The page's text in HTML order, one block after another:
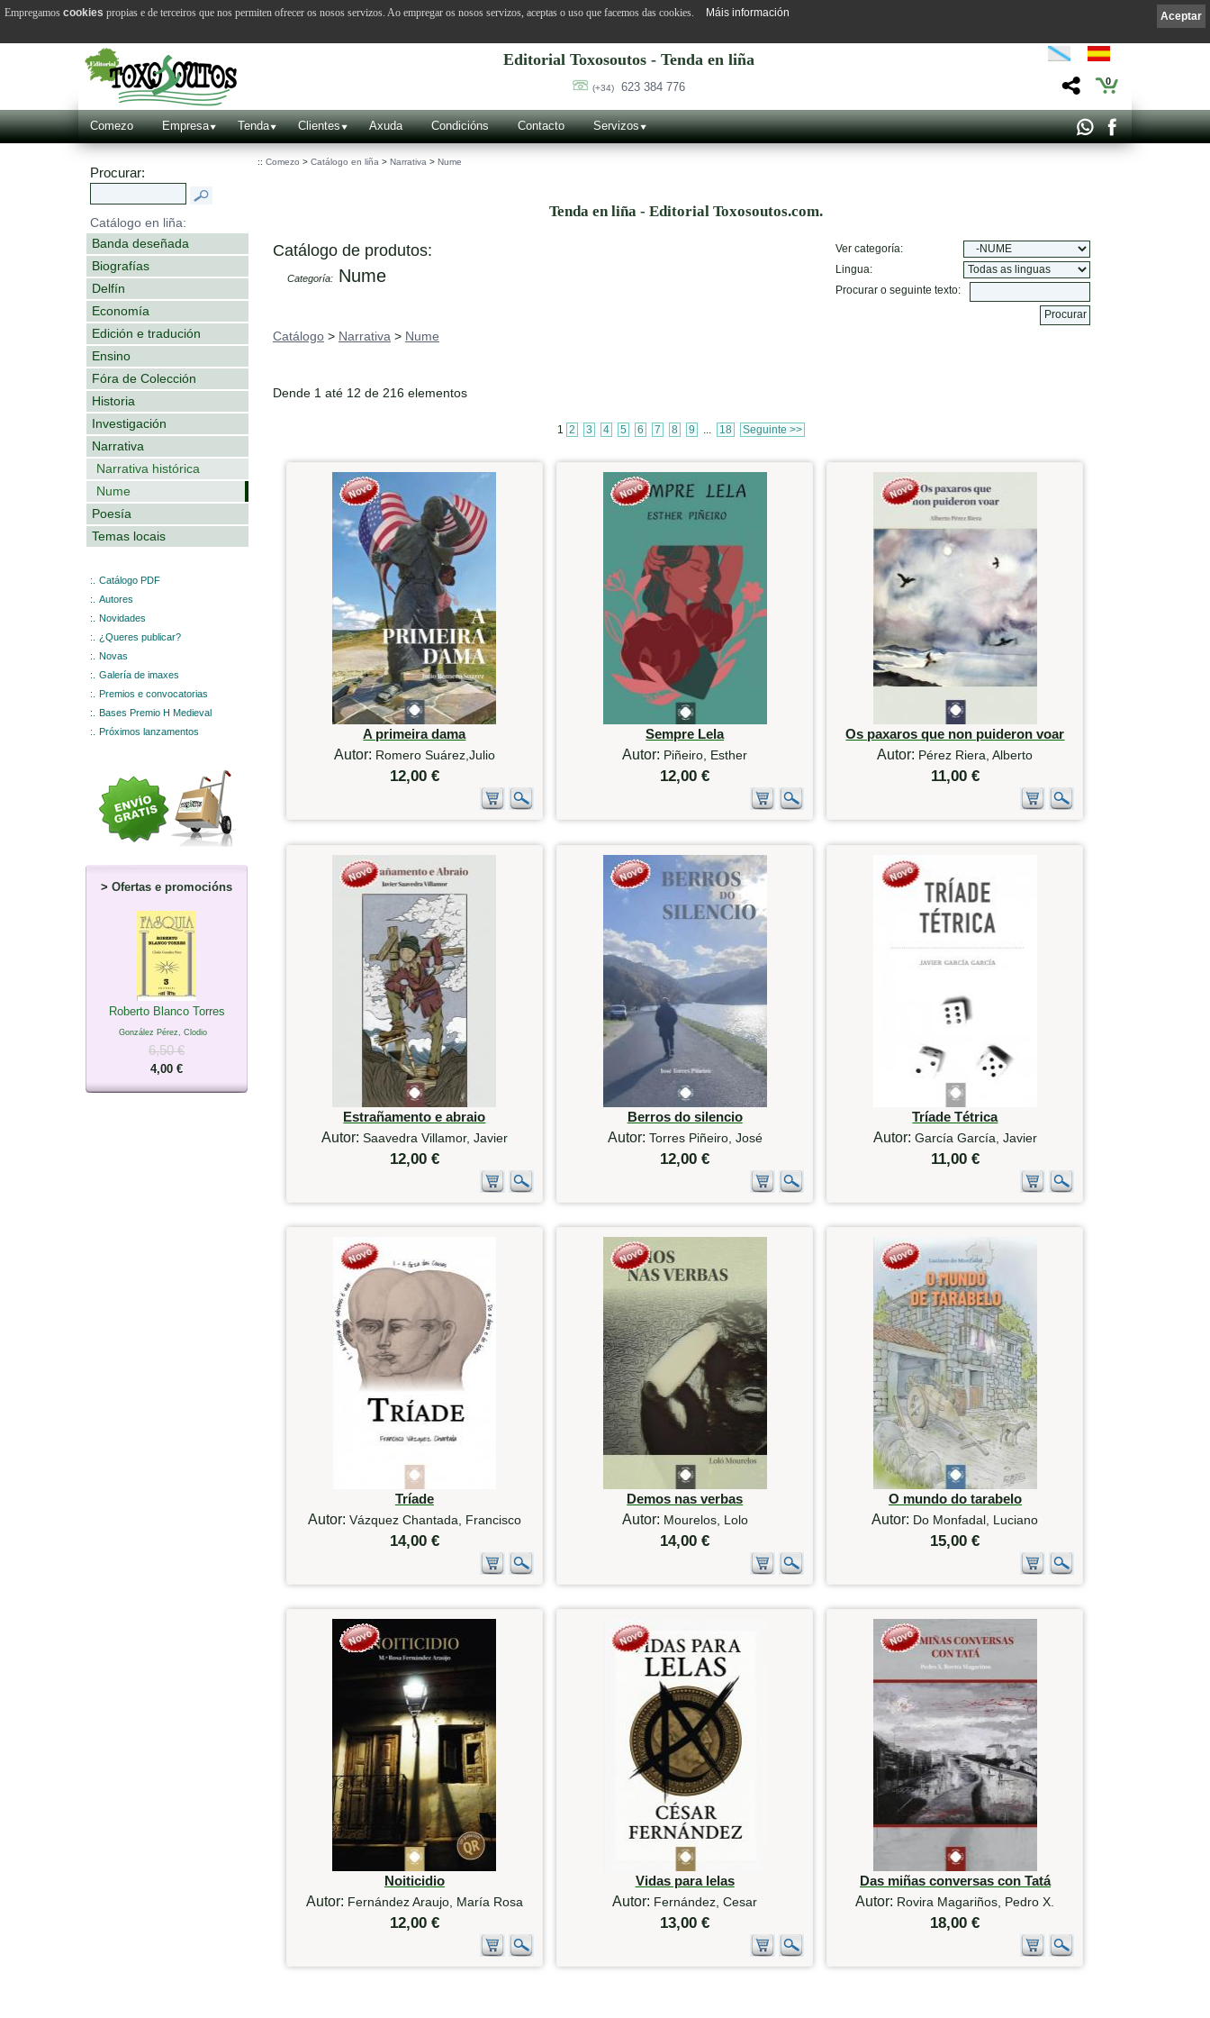
Editorial Toxosoutos - Tenda en liña
(+34) 623 384 776 0
Comezo Empresa Tenda Clientes Axuda Condicións Contacto Servizos
Procurar:
Catálogo en liña:
Banda deseñada
Biografías
Delfín
Economía
Edición e tradución
Ensino
Fóra de Colección
Historia
Investigación
Narrativa
Narrativa histórica
Nume
Poesía
Temas locais
:.
Catálogo PDF
:.
Autores
:.
Novidades
:.
¿Queres publicar?
:.
Novas
:.
Galería de imaxes
:.
Premios e convocatorias
:.
Bases Premio H Medieval
:.
Próximos lanzamentos
> Ofertas e promocións
Roberto Blanco Torres
González Pérez, Clodio
6,50 €
4,00 €
:: Comezo > Catálogo en liña > Narrativa > Nume
Tenda en liña - Editorial Toxosoutos.com.
Catálogo de produtos:
Categoría: Nume
Ver categoría:
Lingua:
Procurar o seguinte texto:
Catálogo > Narrativa > Nume
Dende 1 até 12 de 216 elementos
1 2 3 4 5 6 7 8 9 ... 18 Seguinte >>
A primeira dama
Autor: Romero Suárez,Julio
12,00 €
Sempre Lela
Autor: Piñeiro, Esther
12,00 €
Os paxaros que non puideron voar
Autor: Pérez Riera, Alberto
11,00 €
Estrañamento e abraio
Autor: Saavedra Villamor, Javier
12,00 €
Berros do silencio
Autor: Torres Piñeiro, José
12,00 €
Tríade Tétrica
Autor: García García, Javier
11,00 €
Tríade
Autor: Vázquez Chantada, Francisco
14,00 €
Demos nas verbas
Autor: Mourelos, Lolo
14,00 €
O mundo do tarabelo
Autor: Do Monfadal, Luciano
15,00 €
Noiticidio
Autor: Fernández Araujo, María Rosa
12,00 €
Vidas para lelas
Autor: Fernández, Cesar
13,00 €
Das miñas conversas con Tatá
Autor: Rovira Magariños, Pedro X.
18,00 €
Aceptar
Empregamos cookies propias e de terceiros que nos permiten ofrecer os nosos servizos. Ao empregar os nosos servizos, aceptas o uso que facemos das cookies. Máis información